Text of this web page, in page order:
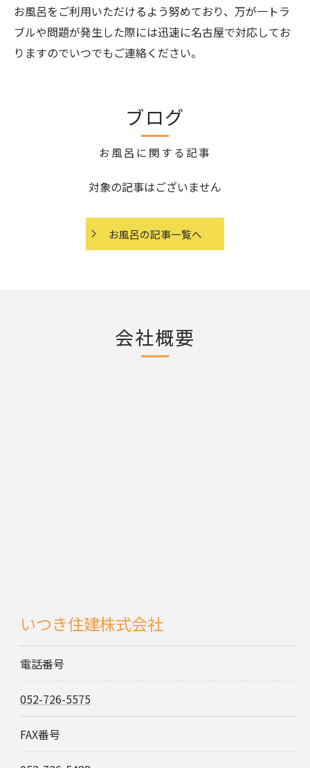
お風呂をご利用いただけるよう努めており、万が一トラ
ブルや問題が発生した際には迅速に名古屋で対応してお
りますのでいつでもご連絡ください。
ブログ
お風呂に関する記事
対象の記事はございません
お風呂の記事一覧へ
会社概要
いつき住建株式会社
電話番号
052-726-5575
FAX番号